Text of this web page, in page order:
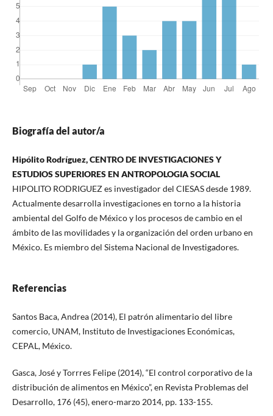
Biografía del autor/a
Hipólito Rodríguez, CENTRO DE INVESTIGACIONES Y
ESTUDIOS SUPERIORES EN ANTROPOLOGIA SOCIAL
HIPOLITO RODRIGUEZ es investigador del CIESAS desde 1989.
Actualmente desarrolla investigaciones en torno a la historia
ambiental del Golfo de México y los procesos de cambio en el
ámbito de las movilidades y la organización del orden urbano en
México. Es miembro del Sistema Nacional de Investigadores.
Referencias
Santos Baca, Andrea (2014), El patrón alimentario del libre
comercio, UNAM, Instituto de Investigaciones Económicas,
CEPAL, México.
Gasca, José y Torrres Felipe (2014), “El control corporativo de la
distribución de alimentos en México”, en Revista Problemas del
Desarrollo, 176 (45), enero-marzo 2014, pp. 133-155.